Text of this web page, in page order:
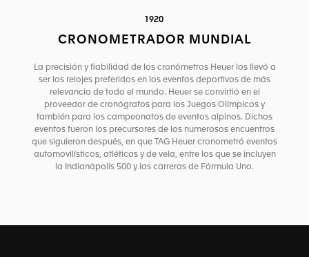
1920
CRONOMETRADOR MUNDIAL
La precisión y fiabilidad de los cronómetros Heuer los llevó a
ser los relojes preferidos en los eventos deportivos de más
relevancia de todo el mundo. Heuer se convirtió en el
proveedor de cronógrafos para los Juegos Olímpicos y
también para los campeonatos de eventos alpinos. Dichos
eventos fueron los precursores de los numerosos encuentros
que siguieron después, en que TAG Heuer cronometró eventos
automovilísticos, atléticos y de vela, entre los que se incluyen
la Indianápolis 500 y las carreras de Fórmula Uno.